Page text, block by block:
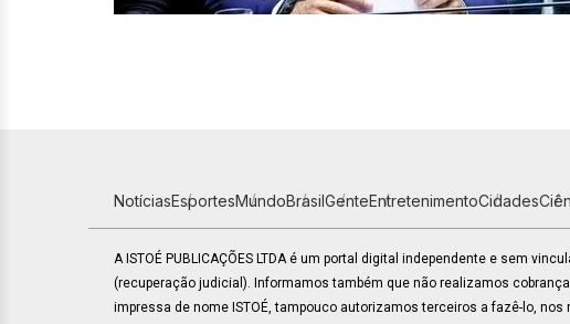
NotíciasEsportesMundoBrasilGenteEntretenimentoCidades
A ISTOÉ PUBLICAÇÕES LTDA é um portal digital independente e sem
(recuperação judicial). Informamos também que não realizamos
impressa de nome ISTOÉ, tampouco autorizamos terceiros a fazê-lo,